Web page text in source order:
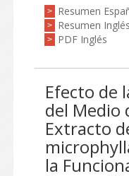
> Resumen
> Resumen Inglés
> PDF Inglés
Efecto de
del Medio
Extracto
la